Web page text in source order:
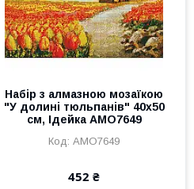
Набір з алмазною мозаїкою
"У долині тюльпанів" 40х50
см, Ідейка AMO7649
AMO7649
452 ₴